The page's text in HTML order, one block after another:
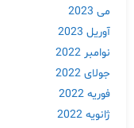
می 2023
آوریل 2023
نوامبر 2022
جولای 2022
فوریه 2022
ژانویه 2022